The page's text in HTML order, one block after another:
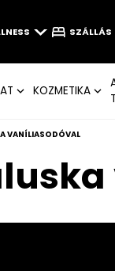
SZÁLLÁS
KOZMETIKA
VANÍLIASODÓVAL